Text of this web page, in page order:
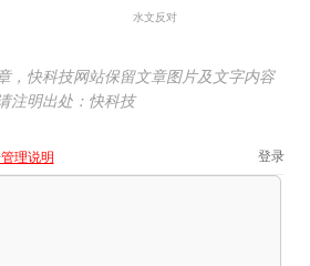
水文反对
，快科技网站保留文章图片及文字内容
注明出处：快科技
理说明 登录